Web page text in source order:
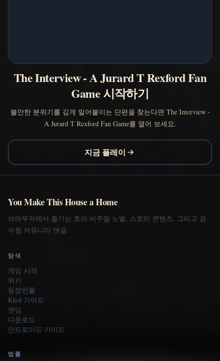
The Interview - A Jurard T Rexford Fan
Game 시작하기
불안한 분위기를 깊게 밀어붙이는 단편을 찾는다면 The Interview -
A Jurard T Rexford Fan Game를 열어 보세요.
지금 플레이
You Make This House a Home
브라우저에서 즐기는 호러 비주얼 노벨, 스토리 콘텐츠, 그리고 검
수형 커뮤니티 댓글.
탐색
게임 시작
위키
등장인물
Khol 가이드
엔딩
다운로드
안드로이드 가이드
법률